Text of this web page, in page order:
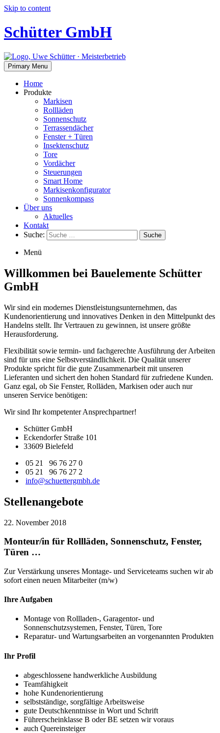
Skip to content
Schütter GmbH
Primary Menu
Home
Produkte
Markisen
Rollläden
Sonnenschutz
Terrassendächer
Fenster + Türen
Insektenschutz
Tore
Vordächer
Steuerungen
Smart Home
Markisenkonfigurator
Sonnenkompass
Über uns
Aktuelles
Kontakt
Suche:
Suche
Menü
Willkommen bei Bauelemente Schütter
GmbH
Wir sind ein modernes Dienstleistungsunternehmen, das
Kundenorientierung und innovatives Denken in den Mittelpunkt des
Handelns stellt. Ihr Vertrauen zu gewinnen, ist unsere größte
Herausforderung.
Flexibilität sowie termin- und fachgerechte Ausführung der Arbeiten
sind für uns eine Selbstverständlichkeit. Die Qualität unserer
Produkte spricht für die gute Zusammenarbeit mit unseren
Lieferanten und sichert den hohen Standard für zufriedene Kunden.
Ganz egal, ob Sie Fenster, Rolläden, Markisen oder auch nur
unseren Service benötigen:
Wir sind Ihr kompetenter Ansprechpartner!
Schütter GmbH
Eckendorfer Straße 101
33609 Bielefeld
05 21 96 76 27 0
05 21 96 76 27 2
info@schuettergmbh.de
Stellenangebote
22. November 2018
Monteur/in für Rollläden, Sonnenschutz, Fenster,
Türen …
Zur Verstärkung unseres Montage- und Serviceteams suchen wir ab
sofort einen neuen Mitarbeiter (m/w)
Ihre Aufgaben
Montage von Rollladen-, Garagentor- und
Sonnenschutzsystemen, Fenster, Türen, Tore
Reparatur- und Wartungsarbeiten an vorgenannten Produkten
Ihr Profil
abgeschlossene handwerkliche Ausbildung
Teamfähigkeit
hohe Kundenorientierung
selbstständige, sorgfältige Arbeitsweise
gute Deutschkenntnisse in Wort und Schrift
Führerscheinklasse B oder BE setzen wir voraus
auch Quereinsteiger